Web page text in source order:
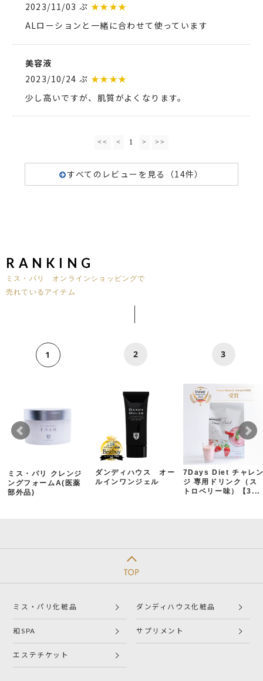
2023/11/03 ぷ ★★★★
ALローションと一緒に合わせて使っています
美容液
2023/10/24 ぷ ★★★★
少し高いですが、肌質がよくなります。
<< < 1 > >>
すべてのレビューを見る（14件）
RANKING
ミス・パリ オンラインショッピングで
売れているアイテム
1
ミス・パリ クレンジ
ングフォームA(医薬
部外品)
2
ダンディハウス オー
ルインワンジェル
3
7Days Diet チャレ
ジ 専用ドリンク（ス
トロベリー味）【3...
ミス・パリ化粧品 ダンディハウス化粧品
和SPA サプリメント
エステチケット